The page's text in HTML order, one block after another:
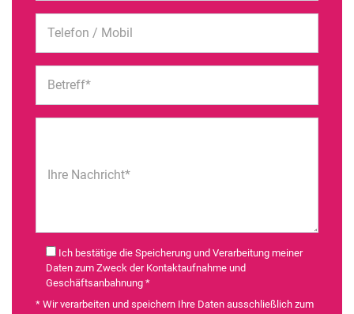
Telefon / Mobil
Betreff*
Ihre Nachricht*
Ich bestätige die Speicherung und Verarbeitung meiner
Daten zum Zweck der Kontaktaufnahme und
Geschäftsanbahnung *
* Wir verarbeiten und speichern Ihre Daten ausschließlich zum